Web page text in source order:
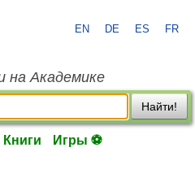
EN DE ES FR
на Академике
Найти!
Книги Игры ⚽